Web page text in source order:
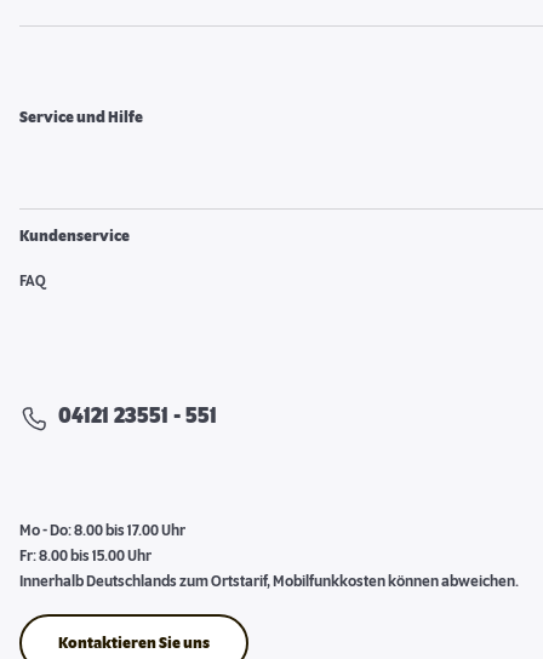
Service und Hilfe
Kundenservice
FAQ
04121 23551 - 551
Mo - Do: 8.00 bis 17.00 Uhr
Fr: 8.00 bis 15.00 Uhr
Innerhalb Deutschlands zum Ortstarif, Mobilfunkkosten können abweichen.
Kontaktieren Sie uns